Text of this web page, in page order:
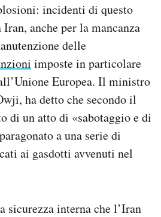
incidenti di questo
anche per la mancanza
delle
imposte in particolare
Europea. Il ministro
ha detto che secondo il
di un atto di «sabotaggio e di
a una serie di
ai gasdotti avvenuti nel
interna che l’Iran